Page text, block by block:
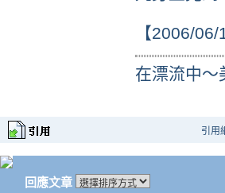
【2006/06/
在漂流中～
引用
回應文章